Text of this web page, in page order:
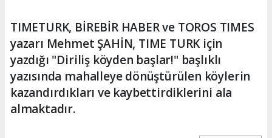
TIMETURK, BİREBİR HABER ve TOROS TIMES
yazarı Mehmet ŞAHİN, TIME TURK için
yazdığı "Diriliş köyden başlar!" başlıklı
yazısında mahalleye dönüştürülen köylerin
kazandırdıkları ve kaybettirdiklerini ala
almaktadır.